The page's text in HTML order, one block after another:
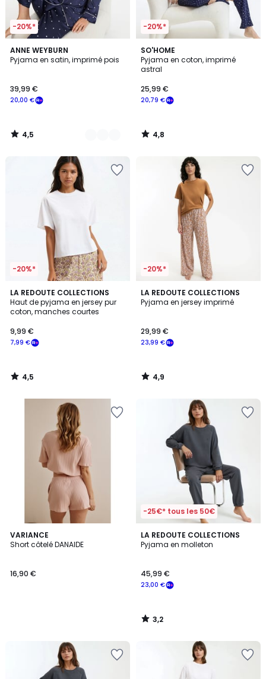
-20%*
ANNE WEYBURN
Pyjama en satin, imprimé pois
20,00 €
39,99 €
4,5
/ 5
3
Couleurs
4,5
/
-20%*
SO'HOME
Pyjama en coton, imprimé
astral
20,79 €
25,99 €
4,8
/ 5
4,8
/
-20%*
LA REDOUTE COLLECTIONS
Haut de pyjama en jersey pur
coton, manches courtes
7,99 €
9,99 €
4,5
/ 5
4,5
/
-20%*
LA REDOUTE COLLECTIONS
Pyjama en jersey imprimé
23,99 €
29,99 €
4,9
/ 5
4,9
/
VARIANCE
Short côtelé DANAIDE
16,90 €
-25€* tous les 50€
LA REDOUTE COLLECTIONS
Pyjama en molleton
23,00 €
45,99 €
3,2
/ 5
3,2
/